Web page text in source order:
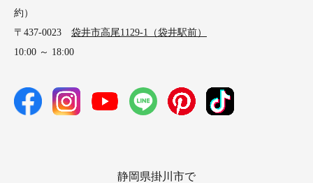
約）
〒437-0023 袋井市高尾1129-1（袋井駅前）
10:00 ～ 18:00
静岡県掛川市で